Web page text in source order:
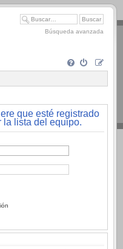
Búsqueda avanzada
que esté registrado
la lista del equipo.